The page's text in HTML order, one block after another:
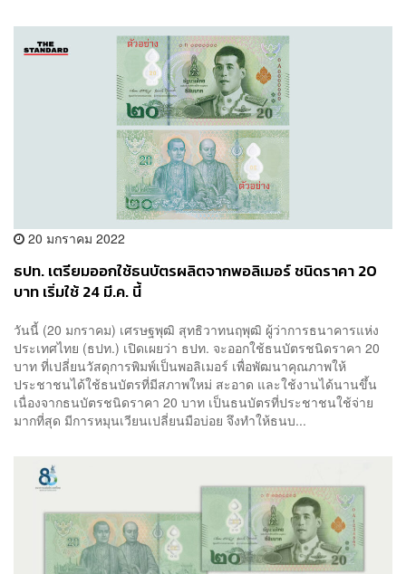
20 มกราคม 2022
ธปท. เตรียมออกใช้ธนบัตรผลิตจากพอลิเมอร์ ชนิดราคา 20
บาท เริ่มใช้ 24 มี.ค. นี้
​วันนี้ (20 มกราคม) เศรษฐพุฒิ สุทธิวาทนฤพุฒิ ผู้ว่าการธนาคารแห่ง
ประเทศไทย (ธปท.) เปิดเผยว่า ธปท. จะออกใช้ธนบัตรชนิดราคา 20
บาท ที่เปลี่ยนวัสดุการพิมพ์เป็นพอลิเมอร์ เพื่อพัฒนาคุณภาพให้
ประชาชนได้ใช้ธนบัตรที่มีสภาพใหม่ สะอาด และใช้งานได้นานขึ้น
เนื่องจากธนบัตรชนิดราคา 20 บาท เป็นธนบัตรที่ประชาชนใช้จ่าย
มากที่สุด มีการหมุนเวียนเปลี่ยนมือบ่อย จึงทำให้ธนบ...